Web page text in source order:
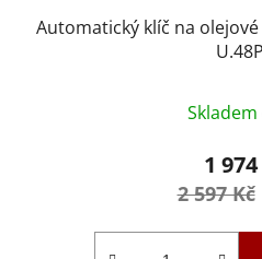
Automatický klíč na
je
Skladem
1
2 597 Kč